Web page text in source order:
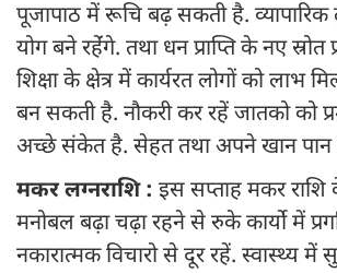
पूजापाठ में रूचि बढ़ सकती है. व्यापारिक
योग बने रहेंंगे. तथा धन प्राप्ति के नए स्रोत
शिक्षा के क्षेत्र में कार्यरत लोगों को लाभ
बन सकती है. नौकरी कर रहें जातको को
अच्छे संकेत है. सेहत तथा अपने खान पान
मकर लग्नराशि : इस सप्ताह मकर
मनोबल बढ़ा चढ़ा रहने से रुके कार्यो में
नकारात्मक विचारो से दूर रहें. स्वास्थ्य में